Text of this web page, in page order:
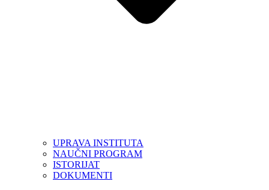
UPRAVA INSTITUTA
NAUČNI PROGRAM
ISTORIJAT
DOKUMENTI